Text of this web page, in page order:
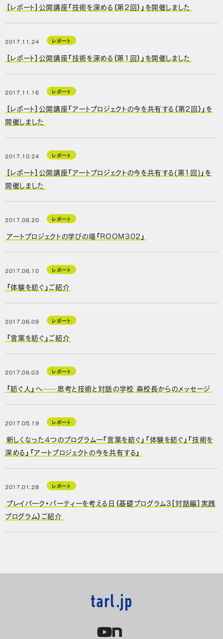
［レポート］公開講座「技術を深める（第2回）」を開催しました
2017.11.24 レポート
［レポート］公開講座「技術を深める（第1回）」を開催しました
2017.11.16 レポート
［レポート］公開講座「アートプロジェクトの今を共有する（第2回）」を
開催しました
2017.10.24 レポート
［レポート］公開講座「アートプロジェクトの今を共有する(第1回)」を
開催しました
2017.06.20 レポート
アートプロジェクトの学びの場「ROOM302」
2017.06.10 レポート
「体験を紡ぐ」ご紹介
2017.06.09 レポート
「言葉を紡ぐ」ご紹介
2017.06.03 レポート
「紡ぐ人」へ──思考と技術と対話の学校 森校長からのメッセージ
2017.05.19 レポート
新しくなった4つのプログラムー「言葉を紡ぐ」「体験を紡ぐ」「技術を
深める」「アートプロジェクトの今を共有する」
2017.01.28 レポート
プレイパーク・パーティーを考える日（基礎プログラム3［対話編］実践
プログラム）ご紹介
tarl.jp